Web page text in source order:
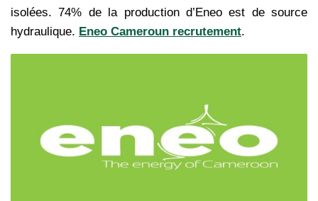
isolées. 74% de la production d’Eneo est de source
hydraulique. Eneo Cameroun recrutement.